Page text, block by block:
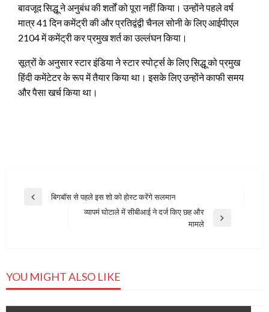
बावजूद सिद्धू ने अनुबंध की शर्तों को पूरा नहीं किया। उन्होंने पहले ‍वर्ष
मात्र 41 दिन कमेंट्री की और प्रतिद्वंद्वी चैनल सोनी के लिए आईपीएल
2104 में कमेंट्री कर प्रमुख शर्त का उल्लंघन किया।
सूत्रों के अनुसार स्टार इंडिया ने स्टार स्पोर्ट्‍स के लिए सिद्धू को प्रमुख
हिंदी कमेंटेटर के रूप में तैयार किया था। इसके लिए उन्होंने काफी समय
और पैसा खर्च किया था।
Post
Previous
बिगबॉस से पहले इस शो को होस्ट करेंगे सलमान
व्‍यापमं घोटाले में सीबीआई ने दर्ज किए छह और
मामले
YOU MIGHT ALSO LIKE